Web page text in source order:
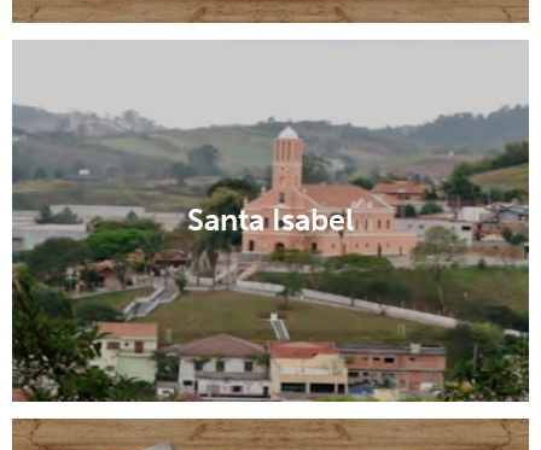
Santa Isabel